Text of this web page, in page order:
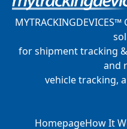
for shipment tracking
and
vehicle tracking,
HomepageHow It